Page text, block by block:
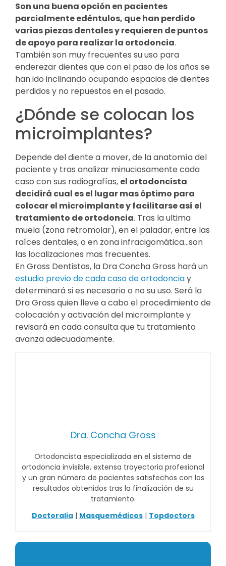
Son una buena opción en pacientes
parcialmente edéntulos, que han perdido
varias piezas dentales y requieren de puntos
de apoyo para realizar la ortodoncia.
También son muy frecuentes su uso para
enderezar dientes que con el paso de los años se
han ido inclinando ocupando espacios de dientes
perdidos y no repuestos en el pasado.
¿Dónde se colocan los
microimplantes?
Depende del diente a mover, de la anatomía del
paciente y tras analizar minuciosamente cada
caso con sus radiografías, el ortodoncista
decidirá cual es el lugar mas óptimo para
colocar el microimplante y facilitarse así el
tratamiento de ortodoncia. Tras la ultima
muela (zona retromolar), en el paladar, entre las
raíces dentales, o en zona infracigomática…son
las localizaciones mas frecuentes.
En Gross Dentistas, la Dra Concha Gross hará un
estudio previo de cada caso de ortodonciay
determinará si es necesario o no su uso. Será la
Dra Gross quien lleve a cabo el procedimiento de
colocación y activación del microimplante y
revisará en cada consulta que tu tratamiento
avanza adecuadamente.
Dra. Concha Gross
Ortodoncista especializada en el sistema de
ortodoncia invisible, extensa trayectoria profesional
y un gran número de pacientes satisfechos con los
resultados obtenidos tras la finalización de su
tratamiento.
Doctoralia| Masquemédicos| Topdoctors